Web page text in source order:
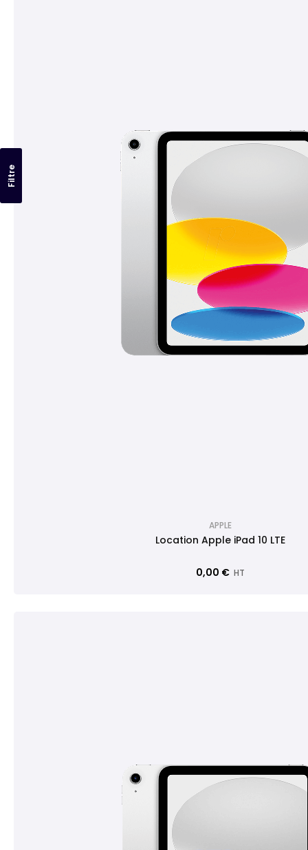
APPLE
Location Apple iPad 10 LTE
0,00 € HT
Filtre